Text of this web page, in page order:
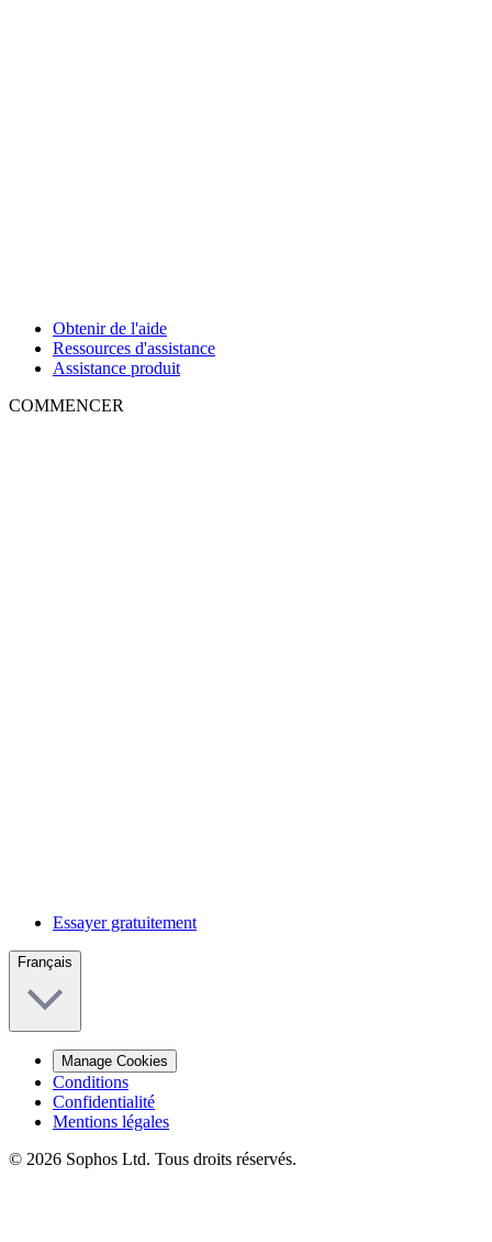
Obtenir de l'aide
Ressources d'assistance
Assistance produit
COMMENCER
Essayer gratuitement
Français
Manage Cookies
Conditions
Confidentialité
Mentions légales
© 2026 Sophos Ltd. Tous droits réservés.